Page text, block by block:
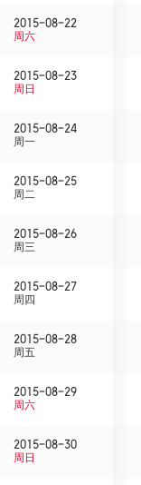
2015-08-22
周六
2015-08-23
周日
2015-08-24
周一
2015-08-25
周二
2015-08-26
周三
2015-08-27
周四
2015-08-28
周五
2015-08-29
周六
2015-08-30
周日